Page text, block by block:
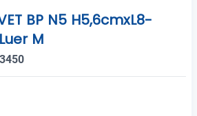
BP N5 H5,6cmxL8-
M